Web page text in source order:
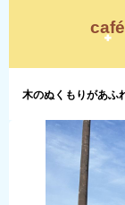
木のぬくもりがあふ